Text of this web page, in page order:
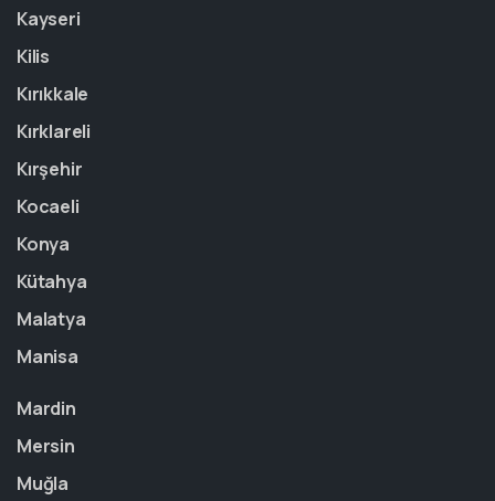
Kayseri
Kilis
Kırıkkale
Kırklareli
Kırşehir
Kocaeli
Konya
Kütahya
Malatya
Manisa
Mardin
Mersin
Muğla